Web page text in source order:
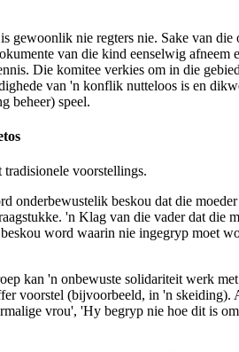
gewoonlik nie regters nie. Sake van die
van die kind eenselwig afneem
Die komitee verkies om in die
van 'n konflik nutteloos is en
beheer) speel.
voorstellings.
onderbewustelik beskou dat die moeder
'n Klag van die vader dat die
beskou word waarin nie ingegryp moet
kan 'n onbewuste solidariteit werk
voorstel (bijvoorbeeld, in 'n skeiding).
vrou', 'Hy begryp nie hoe dit is